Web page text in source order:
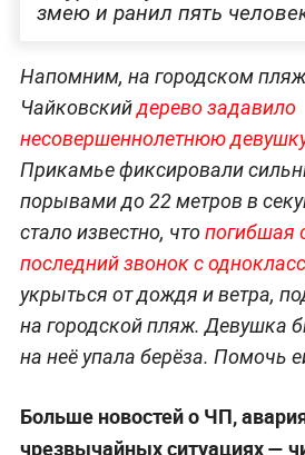
змею и ранил пять
Напомним, на городском
Чайковскийдерево задавило
несовершеннолетнюю
Прикамье фиксировали
порывами до 22 метров в
стало известно, чтопогибшая
последний звонок с
укрыться от дождя и ветра,
на городской пляж. Девушка
на неё упала берёза. Помочь
Больше новостей о ЧП,
чрезвычайных ситуациях —